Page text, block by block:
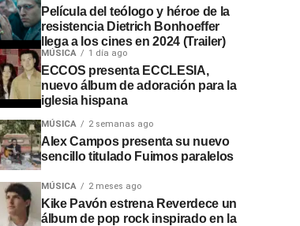
Película del teólogo y héroe de la
resistencia Dietrich Bonhoeffer
llega a los cines en 2024 (Trailer)
MÚSICA 1 día ago
ECCOS presenta ECCLESIA,
nuevo álbum de adoración para la
iglesia hispana
MÚSICA 2 semanas ago
Alex Campos presenta su nuevo
sencillo titulado Fuimos paralelos
MÚSICA 2 meses ago
Kike Pavón estrena Reverdece un
álbum de pop rock inspirado en la